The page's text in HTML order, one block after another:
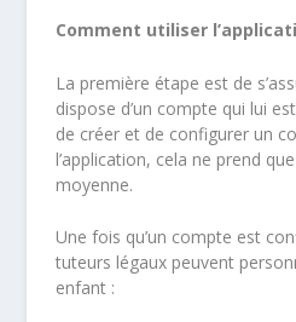
Comment utiliser
La première étape est de
dispose d’un compte qui lui
de créer et de configurer un
l’application, cela ne prend
moyenne.
Une fois qu’un compte est
tuteurs légaux peuvent
enfant :